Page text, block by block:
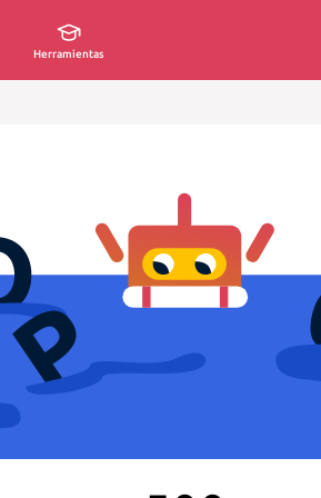
Herramientas